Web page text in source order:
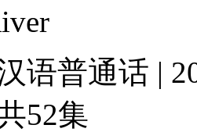
语普通话 |
52集